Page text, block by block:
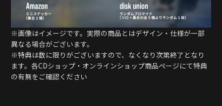
※画像はイメージです。実際の商品とはデザイン・仕様が一部
異なる場合がございます。
※特典は数に限りがございますので、なくなり次第終了となり
ます。各CDショップ・オンラインショップ商品ページにて特典
の有無をご確認ください